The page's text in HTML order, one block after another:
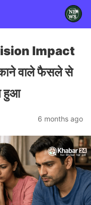
Impact
वाले फैसले से
हुआ
6 months ago